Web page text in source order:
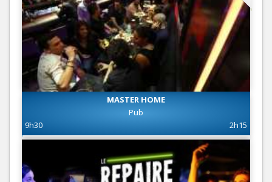
MASTER HOME
Pub
9h30
2h15